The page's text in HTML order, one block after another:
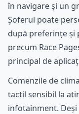
în navigare și un
Șoferul poate
după preferințe și
precum Race
principal de
Comenzile de
tactil sensibil la
infotainment.